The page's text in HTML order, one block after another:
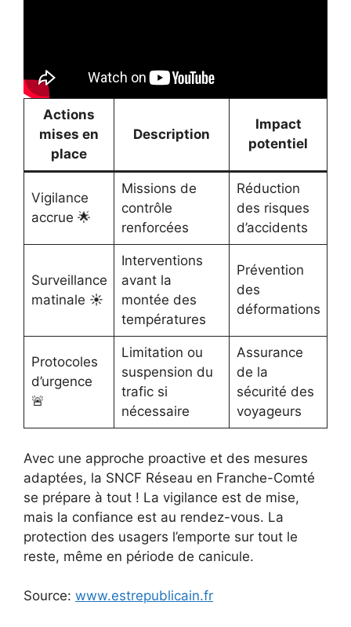
Actions
mises en
place
Description
Impact
potentiel
Vigilance
accrue 🌟
Missions de
contrôle
renforcées
Réduction
des risques
d’accidents
Surveillance
matinale ☀️
Interventions
avant la
montée des
températures
Prévention
des
déformations
Protocoles
d’urgence
🚨
Limitation ou
suspension du
trafic si
nécessaire
Assurance
de la
sécurité des
voyageurs
Avec une approche proactive et des mesures
adaptées, la SNCF Réseau en Franche-Comté
se prépare à tout ! La vigilance est de mise,
mais la confiance est au rendez-vous. La
protection des usagers l’emporte sur tout le
reste, même en période de canicule.
Source: www.estrepublicain.fr